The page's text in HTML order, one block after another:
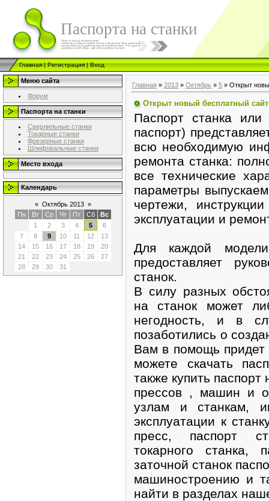
Паспорта на станки
Главная|Регистрация|Вход
Меню сайта
Форум
Паспорта на станки
Сверлильные станки
Токарные станки
Фрезерные станки
Шлифовальные станки
Место входа
Календарь
« Октябрь 2013 »
Пн
Вт Ср Чт Пт Сб
Вс
1
2 3 4 5
6
7
8 9 10 11 12
13
14
15 16 17 18 19
20
21
22 23 24 25 26
27
28
29 30 31
Главная » 2013 » Октябрь » 5 » Открыт
Открыт новый бесплатный
Паспорт станка или
паспорт)
всю необходимую
ремонта станка:
все технические
параметры
чертежи,
эксплуатации и
Для каждой модели
предоставляет
станок.
В силу разных
на станок может
негодность, и в
позаботились о
Вам в помощь
можете скачать
также купить
прессов , машин и
узлам и станкам,
эксплуатации к
пресс, паспорт
токарного станка,
заточной станок
машиностроению и
найти в разделах